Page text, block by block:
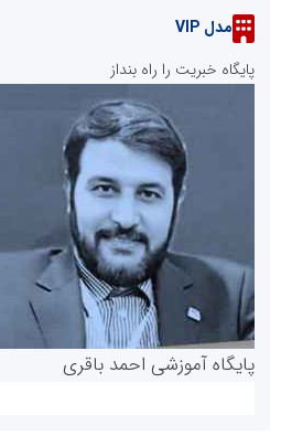
مدل VIP
پایگاه خبریت را راه بنداز
پایگاه آموزشی احمد باقری